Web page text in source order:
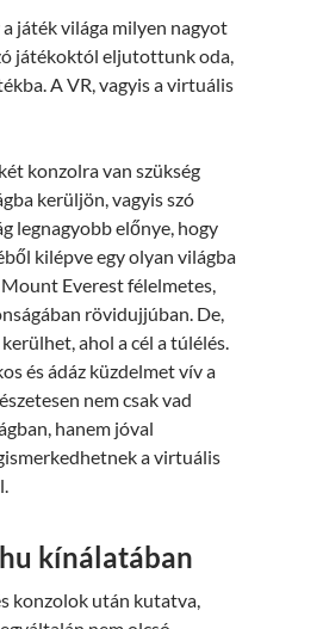
játék világa milyen nagyot
játékoktól eljutottunk oda,
A VR, vagyis a virtuális
konzolra van szükség
kerüljön, vagyis szó
legnagyobb előnye, hogy
kilépve egy olyan világba
Everest félelmetes,
rövidujjúban. De,
ahol a cél a túlélés.
és ádáz küzdelmet vív a
nem csak vad
hanem jóval
a virtuális
kínálatában
konzolok után kutatva,